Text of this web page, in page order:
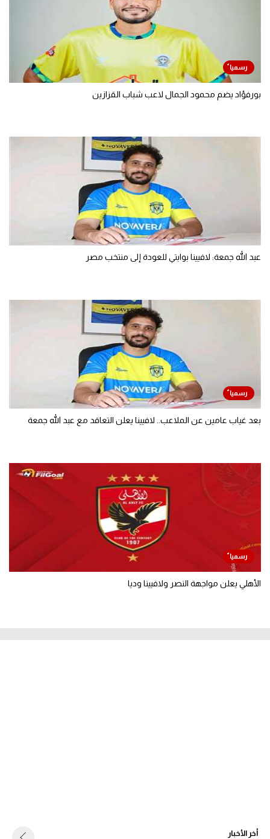
بورفؤاد يضم محمود الجمال لاعب شباب القزازين
عبد الله جمعة: لافيينا بوابتي للعودة إلى منتخب مصر
بعد غياب عامين عن الملاعب.. لافيينا يعلن التعاقد مع عبد الله جمعة
الأهلي يعلن مواجهة النصر ولافيينا وديا
أخر الأخبار